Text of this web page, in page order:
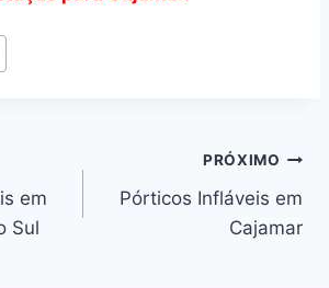
em
Sul
PRÓXIMO
Pórticos Infláveis em
Cajamar